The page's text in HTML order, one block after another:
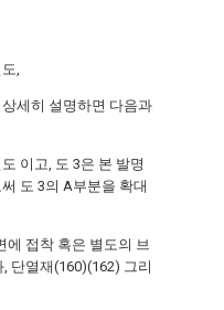
,
세히 설명하면 다음과
이고, 도 3은 본 발명
도 3의 A부분을 확대
에 접착 혹은 별도의 브
단열재(160)(162) 그리